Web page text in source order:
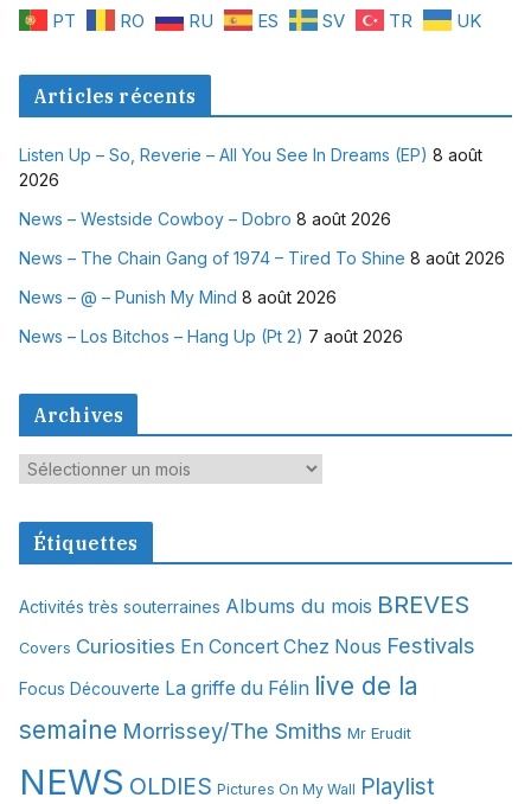
PT RO RU ES SV TR UK
Articles récents
Listen Up – So, Reverie – All You See In Dreams (EP) 8 août
2026
News – Westside Cowboy – Dobro 8 août 2026
News – The Chain Gang of 1974 – Tired To Shine 8 août 2026
News – @ – Punish My Mind 8 août 2026
News – Los Bitchos – Hang Up (Pt 2) 7 août 2026
Archives
A
c
v
e
Étiquettes
Activités très souterraines Albums du mois BREVES
Covers Curiosities En Concert Chez Nous Festivals
Focus Découverte La griffe du Félin live de la
semaine Morrissey/The Smiths Mr Erudit
NEWS OLDIES Pictures On My Wall Playlist